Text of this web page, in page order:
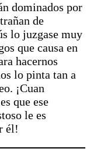
dominados por
de
lo juzgase muy
que causa en
hacernos
lo pinta tan a
¡Cuan
que ese
le es
él!